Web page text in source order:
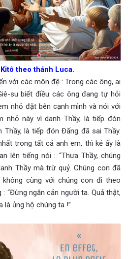
theo thánh Luca.
với các môn đệ : Trong các ông, ai
su biết điều các ông đang tự hỏi
nhỏ đặt bên cạnh mình và nói với
nhỏ này vì danh Thầy, là tiếp đón
Thầy, là tiếp đón Đấng đã sai Thầy.
trong tất cả anh em, thì kẻ ấy là
lên tiếng nói : “Thưa Thầy, chúng
Thầy mà trừ quỷ. Chúng con đã
cùng với chúng con đi theo
“Đừng ngăn cản người ta. Quả thật,
là ủng hộ chúng ta !”